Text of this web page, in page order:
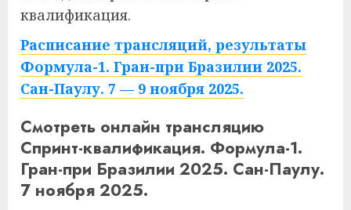
квалификация.
Расписание трансляций, результаты
Формула-1. Гран-при Бразилии 2025.
Сан-Паулу. 7 — 9 ноября 2025.
Смотреть онлайн трансляцию
Спринт-квалификация. Формула-1.
Гран-при Бразилии 2025. Сан-Паулу.
7 ноября 2025.